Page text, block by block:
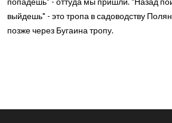
выйдешь" - это тропа в садоводству
позже через Бугаина тропу.